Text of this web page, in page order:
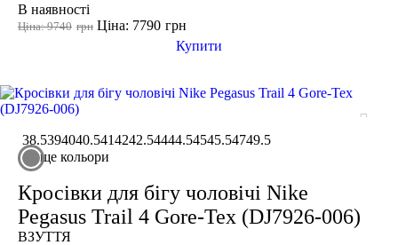
В наявності
грн
Ціна: 9740 грн
Ціна: 7790
Купити
38.5394040.5414242.54444.54545.54749.5
ще кольори
Кросівки для бігу чоловічі Nike
Pegasus Trail 4 Gore-Tex (DJ7926-006)
ВЗУТТЯ